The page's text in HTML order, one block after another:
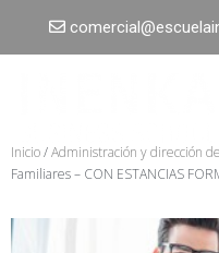
Inicio/Administración y dirección
Familiares – CON ESTANCIAS